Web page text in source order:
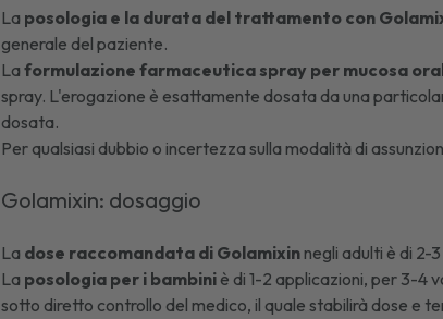
La posologia e la durata del trattamento con
generale del paziente.
Laformulazione farmaceutica spray per mucosa
spray. L'erogazione è esattamente dosata da una
dosata.
Per qualsiasi dubbio o incertezza sulla modalità di
Golamixin: dosaggio
La dose raccomandata di Golamixinnegli adulti è di 2-
La posologia per i bambini è di 1-2 applicazioni, per 3-4
sotto diretto controllo del medico, il quale stabilirà dose e